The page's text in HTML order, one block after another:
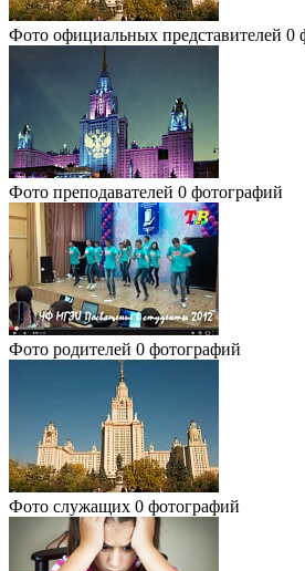
Фото официальных представителей 0
Фото преподавателей 0 фотографий
Фото родителей 0 фотографий
Фото служащих 0 фотографий